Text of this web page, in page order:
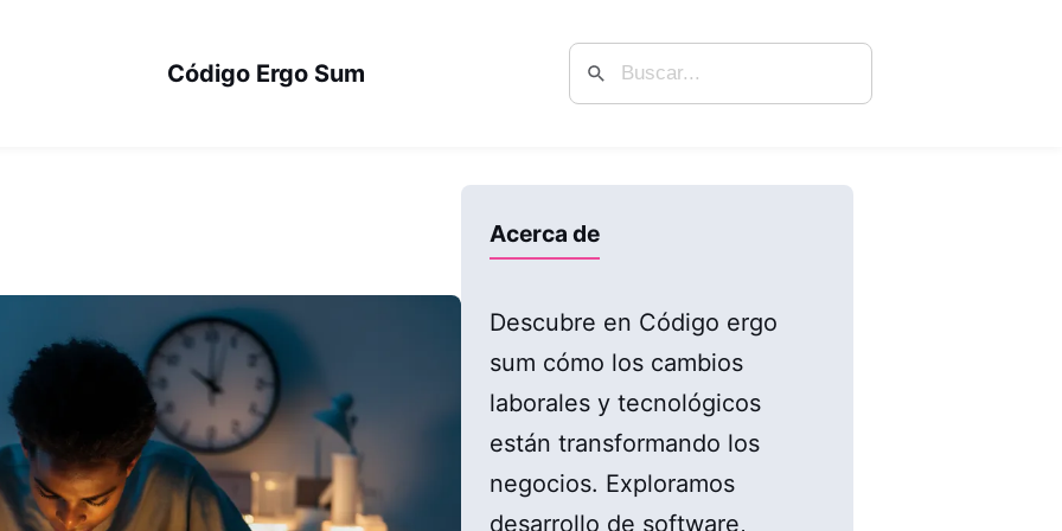
Código Ergo Sum
Acerca de
Descubre en Código ergo
sum cómo los cambios
laborales y tecnológicos
están transformando los
negocios. Exploramos
desarrollo de software,